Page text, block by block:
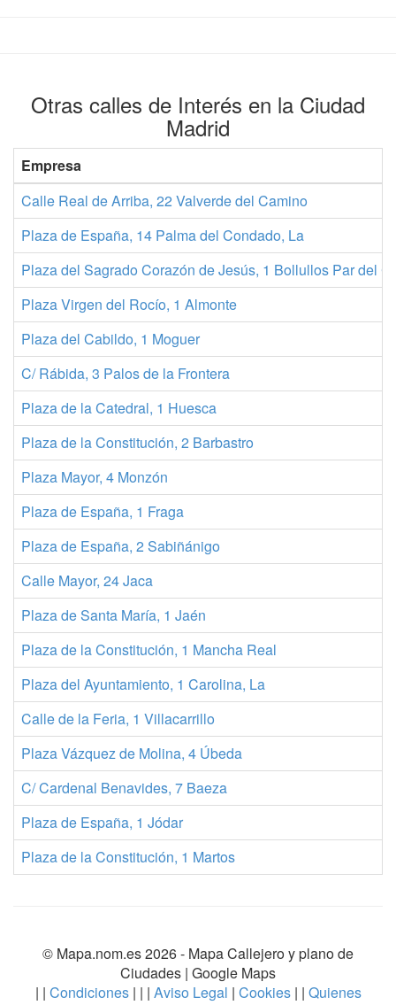
Otras calles de Interés en la Ciudad
Madrid
Empresa
Calle Real de Arriba, 22 Valverde del Camino
Plaza de España, 14 Palma del Condado, La
Plaza del Sagrado Corazón de Jesús, 1 Bollullos Par del
Plaza Virgen del Rocío, 1 Almonte
Plaza del Cabildo, 1 Moguer
C/ Rábida, 3 Palos de la Frontera
Plaza de la Catedral, 1 Huesca
Plaza de la Constitución, 2 Barbastro
Plaza Mayor, 4 Monzón
Plaza de España, 1 Fraga
Plaza de España, 2 Sabiñánigo
Calle Mayor, 24 Jaca
Plaza de Santa María, 1 Jaén
Plaza de la Constitución, 1 Mancha Real
Plaza del Ayuntamiento, 1 Carolina, La
Calle de la Feria, 1 Villacarrillo
Plaza Vázquez de Molina, 4 Úbeda
C/ Cardenal Benavides, 7 Baeza
Plaza de España, 1 Jódar
Plaza de la Constitución, 1 Martos
© Mapa.nom.es 2026 - Mapa Callejero y plano de
Ciudades | Google Maps
| | Condiciones| | | Aviso Legal | Cookies | | Quienes